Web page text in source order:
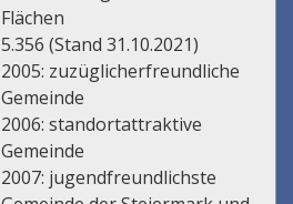
Flächen
5.356 (Stand 31.10.2021)
2005: zuzüglicherfreundliche
Gemeinde
2006: standortattraktive
Gemeinde
2007: jugendfreundlichste